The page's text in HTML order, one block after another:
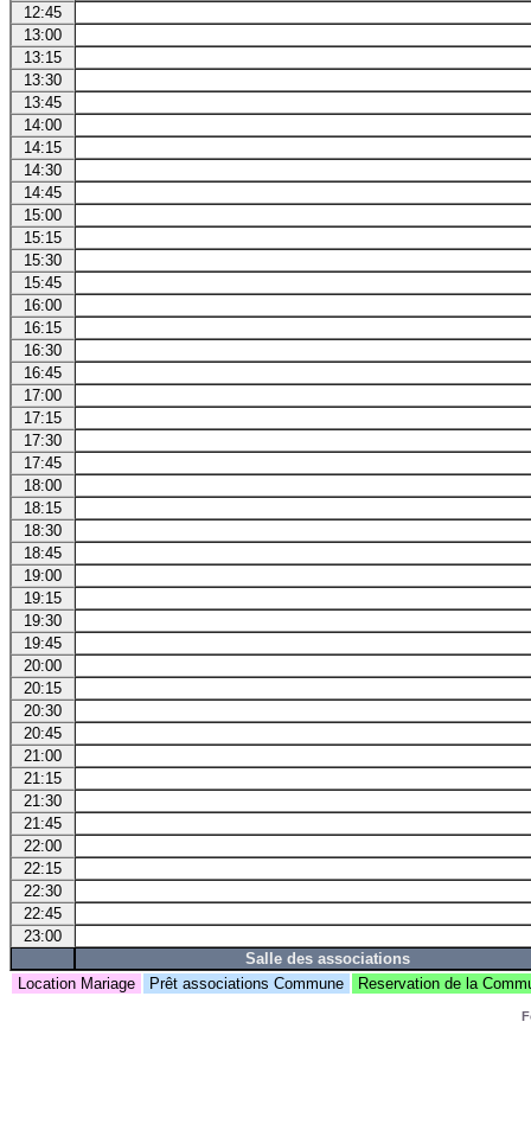
12:45
13:00
13:15
13:30
13:45
14:00
14:15
14:30
14:45
15:00
15:15
15:30
15:45
16:00
16:15
16:30
16:45
17:00
17:15
17:30
17:45
18:00
18:15
18:30
18:45
19:00
19:15
19:30
19:45
20:00
20:15
20:30
20:45
21:00
21:15
21:30
21:45
22:00
22:15
22:30
22:45
23:00
Salle des associations
Location Mariage
Prêt associations Commune Reservation de la